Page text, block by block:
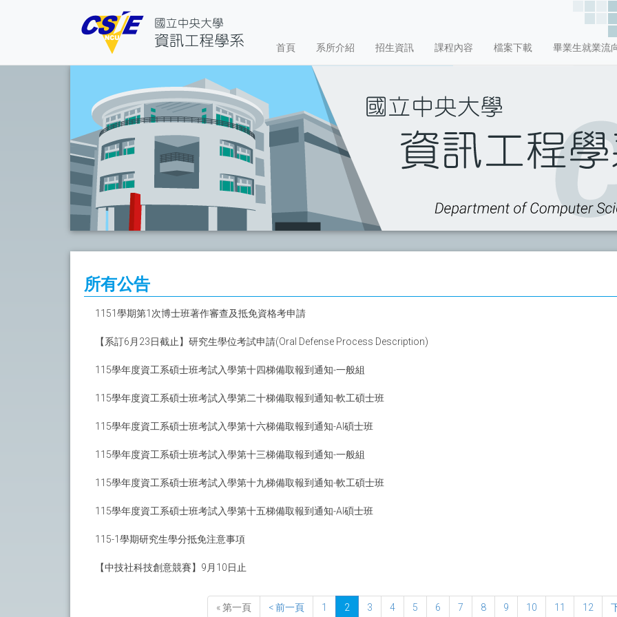
首頁 系所介紹 招生資訊 課程內容 檔案下載 畢業生就業流
所有公告
1151學期第1次博士班著作審查及抵免資格考申請
【系訂6月23日截止】研究生學位考試申請(Oral Defense Process Description)
115學年度資工系碩士班考試入學第十四梯備取報到通知-一般組
115學年度資工系碩士班考試入學第二十梯備取報到通知-軟工碩士班
115學年度資工系碩士班考試入學第十六梯備取報到通知-AI碩士班
115學年度資工系碩士班考試入學第十三梯備取報到通知-一般組
115學年度資工系碩士班考試入學第十九梯備取報到通知-軟工碩士班
115學年度資工系碩士班考試入學第十五梯備取報到通知-AI碩士班
115-1學期研究生學分抵免注意事項
【中技社科技創意競賽】9月10日止
« 第一頁 < 前一頁 1 2 3 4 5 6 7 8 9 10 11 12